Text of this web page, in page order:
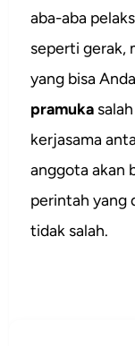
aba-aba
seperti gerak,
yang bisa
pramuka
kerjasama
anggota akan
perintah yang
tidak salah.